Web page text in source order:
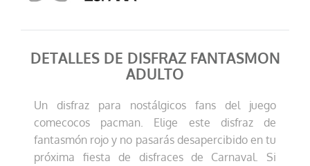
DETALLES DE DISFRAZ FANTASMON
ADULTO
Un disfraz para nostálgicos fans del juego
comecocos pacman. Elige este disfraz de
fantasmón rojo y no pasarás desapercibido en tu
próxima fiesta de disfraces de Carnaval. Si